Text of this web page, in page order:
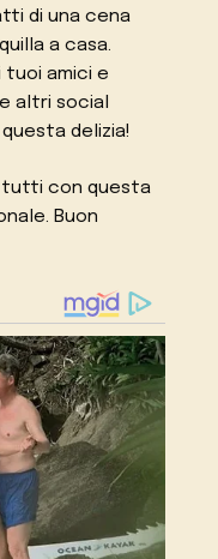
di una cena
a casa.
tuoi amici e
altri social
delizia!
tutti con questa
Buon